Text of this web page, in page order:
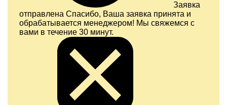
Заявка
отправлена Спасибо, Ваша заявка принята и
обрабатывается менеджером! Мы свяжемся с
вами в течение 30 минут.